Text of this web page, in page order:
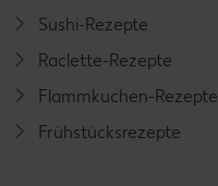
Sushi-Rezepte
Raclette-Rezepte
Flammkuchen-Rezepte
Frühstücksrezepte